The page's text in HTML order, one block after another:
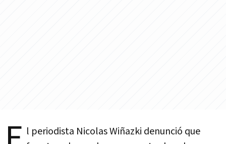
l periodista Nicolas Wiñazki denunció que